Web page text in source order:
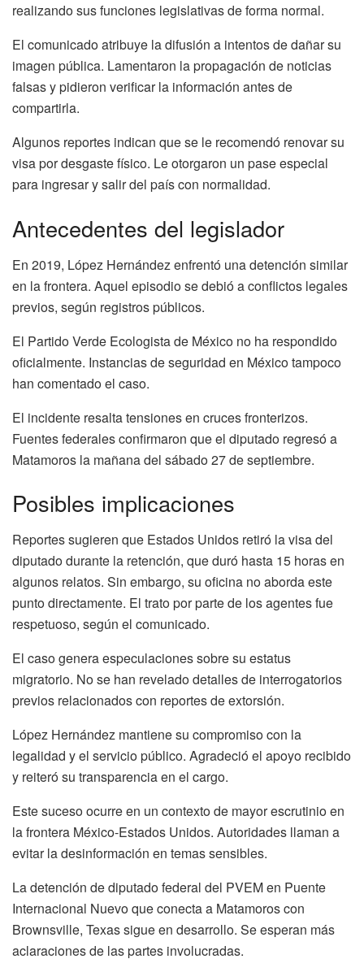
realizando sus funciones legislativas de forma normal.
El comunicado atribuye la difusión a intentos de dañar su
imagen pública. Lamentaron la propagación de noticias
falsas y pidieron verificar la información antes de
compartirla.
Algunos reportes indican que se le recomendó renovar su
visa por desgaste físico. Le otorgaron un pase especial
para ingresar y salir del país con normalidad.
Antecedentes del legislador
En 2019, López Hernández enfrentó una detención similar
en la frontera. Aquel episodio se debió a conflictos legales
previos, según registros públicos.
El Partido Verde Ecologista de México no ha respondido
oficialmente. Instancias de seguridad en México tampoco
han comentado el caso.
El incidente resalta tensiones en cruces fronterizos.
Fuentes federales confirmaron que el diputado regresó a
Matamoros la mañana del sábado 27 de septiembre.
Posibles implicaciones
Reportes sugieren que Estados Unidos retiró la visa del
diputado durante la retención, que duró hasta 15 horas en
algunos relatos. Sin embargo, su oficina no aborda este
punto directamente. El trato por parte de los agentes fue
respetuoso, según el comunicado.
El caso genera especulaciones sobre su estatus
migratorio. No se han revelado detalles de interrogatorios
previos relacionados con reportes de extorsión.
López Hernández mantiene su compromiso con la
legalidad y el servicio público. Agradeció el apoyo recibido
y reiteró su transparencia en el cargo.
Este suceso ocurre en un contexto de mayor escrutinio en
la frontera México-Estados Unidos. Autoridades llaman a
evitar la desinformación en temas sensibles.
La detención de diputado federal del PVEM en Puente
Internacional Nuevo que conecta a Matamoros con
Brownsville, Texas sigue en desarrollo. Se esperan más
aclaraciones de las partes involucradas.